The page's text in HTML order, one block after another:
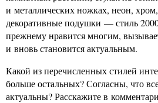
и металлических ножках, неон,
декоративные подушки — стиль
прежнему нравится многим,
и вновь становится актуальным.
Какой из перечисленных стилей
больше остальных? Согласны, что
актуальны? Расскажите в